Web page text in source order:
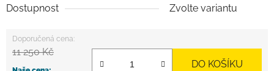
Dostupnost Zvolte variantu
11 250 Kč
DO KOŠÍKU